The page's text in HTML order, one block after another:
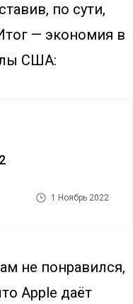
по сути,
— экономия в
США:
1 Ноябрь 2022
не понравился,
Apple даёт